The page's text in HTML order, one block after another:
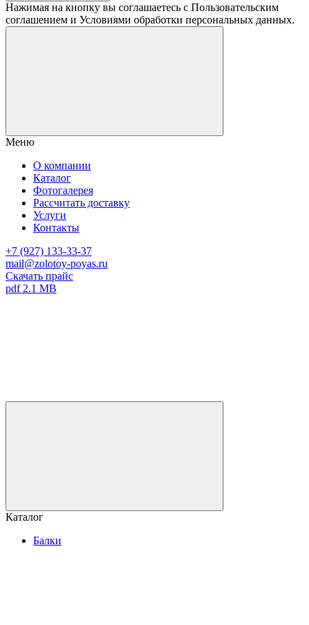
Нажимая на кнопку вы соглашаетесь с Пользовательским
соглашением и Условиями обработки персональных данных.
Меню
О компании
Каталог
Фотогалерея
Рассчитать доставку
Услуги
Контакты
+7 (927) 133-33-37
mail@zolotoy-poyas.ru
Скачать прайс
pdf 2.1 MB
Каталог
Балки